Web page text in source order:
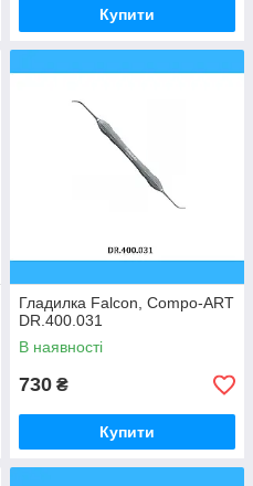
Купити
Гладилка Falcon, Compo-ART
DR.400.031
В наявності
730 ₴
Купити